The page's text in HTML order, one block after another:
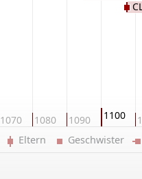
1070 1080 1090 1100
Eltern Geschwister